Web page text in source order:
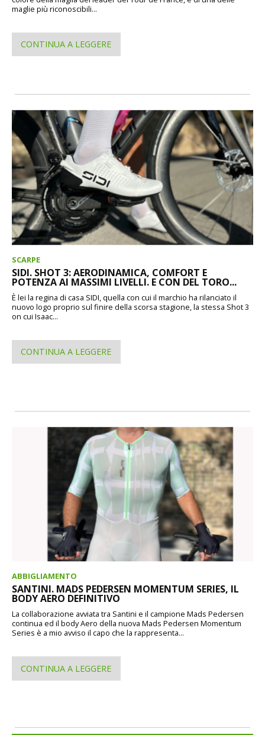
maglie più riconoscibili...
CONTINUA A LEGGERE
SCARPE
SIDI. SHOT 3: AERODINAMICA, COMFORT E
POTENZA AI MASSIMI LIVELLI. E CON DEL TORO...
È lei la regina di casa SIDI, quella con cui il marchio ha rilanciato il
nuovo logo proprio sul finire della scorsa stagione, la stessa Shot 3
on cui Isaac...
CONTINUA A LEGGERE
ABBIGLIAMENTO
SANTINI. MADS PEDERSEN MOMENTUM SERIES, IL
BODY AERO DEFINITIVO
La collaborazione avviata tra Santini e il campione Mads Pedersen
continua ed il body Aero della nuova Mads Pedersen Momentum
Series è a mio avviso il capo che la rappresenta...
CONTINUA A LEGGERE